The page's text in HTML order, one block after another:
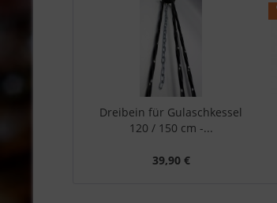
Dreibein für Gulaschkessel
120 / 150 cm -...
39,90 €